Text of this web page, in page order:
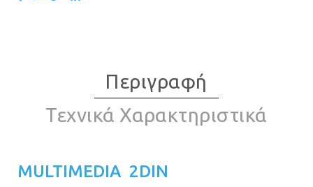
Περιγραφή
Τεχνικά Χαρακτηριστικά
MULTIMEDIA 2DIN